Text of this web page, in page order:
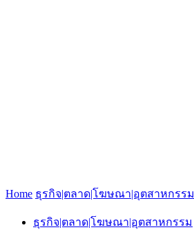
Home ธุรกิจ|ตลาด|โฆษณา|อุตสาหกรรม
ธุรกิจ|ตลาด|โฆษณา|อุตสาหกรรม